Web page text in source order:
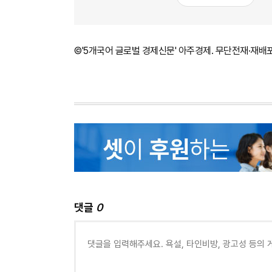
©'5개국어 글로벌 경제신문' 아주경제. 무단전재·재배
댓글 0